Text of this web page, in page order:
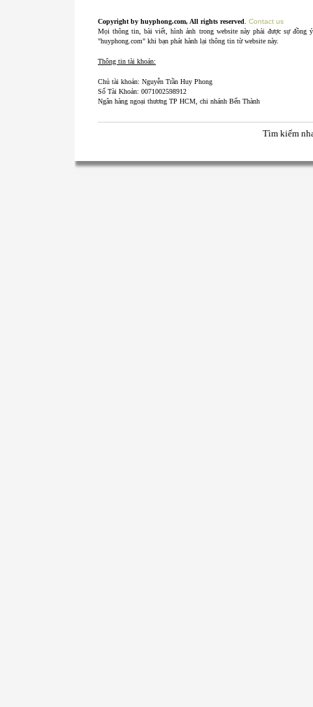
Copyright by huyphong.com, All rights reserved. Contact us
Mọi thông tin, bài viết, hình ảnh trong website này phải được sự đồng
"huyphong.com" khi bạn phát hành lại thông tin từ website này.
Thông tin tài khoản:
Chủ tài khoản: Nguyễn Trần Huy Phong
Số Tài Khoản: 0071002598912
Ngân hàng ngoại thương TP HCM, chi nhánh Bến Thành
Tìm kiếm